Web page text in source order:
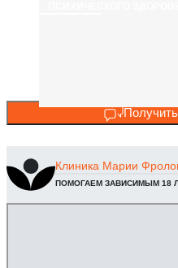
Клиника Марии
ПОМОГАЕМ ЗАВИСИМЫМ 18